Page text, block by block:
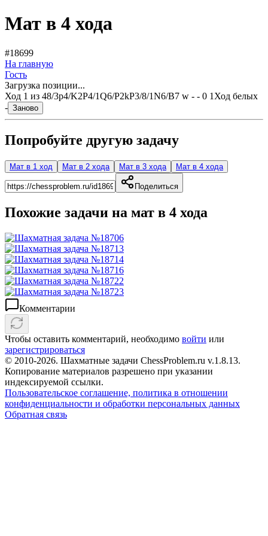
Мат в 4 хода
#18699
На главную
Гость
Загрузка позиции...
Ход 1 из 48/3p4/K2P4/1Q6/P2kP3/8/1N6/B7 w - - 0 1 Ход белых
- Заново
Попробуйте другую задачу
Мат в 1 ход Мат в 2 хода Мат в 3 хода Мат в 4 хода
Поделиться
Похожие задачи на мат в 4 хода
Комментарии
Чтобы оставить комментарий, необходимо войти или
зарегистрироваться
© 2010-2026. Шахматные задачи ChessProblem.ru v.1.8.13.
Копирование материалов разрешено при указании
индексируемой ссылки.
Пользовательское соглашение, политика в отношении
конфиденциальности и обработки персональных данных
Обратная связь